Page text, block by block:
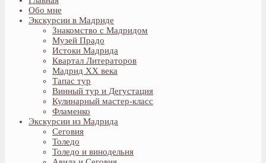
Обо мне
Экскурсии в Мадриде
Знакомство с Мадридом
Музей Прадо
Истоки Мадрида
Квартал Литераторов
Мадрид XX века
Тапас тур
Винный тур и Дегустация
Кулинарный мастер-класс
Фламенко
Экскурсии из Мадрида
Сеговия
Толедо
Толедо и винодельня